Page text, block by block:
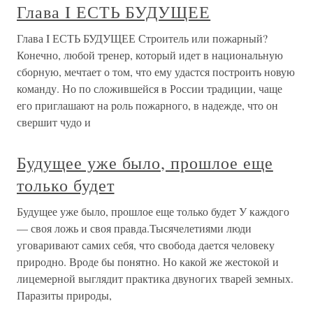
Глава I ЕСТЬ БУДУЩЕЕ
Глава I ЕСТЬ БУДУЩЕЕ Строитель или пожарный?
Конечно, любой тренер, который идет в национальную
сборную, мечтает о том, что ему удастся построить новую
команду. Но по сложившейся в России традиции, чаще
его приглашают на роль пожарного, в надежде, что он
свершит чудо и
Будущее уже было, прошлое еще
только будет
Будущее уже было, прошлое еще только будет У каждого
— своя ложь и своя правда.Тысячелетиями люди
уговаривают самих себя, что свобода дается человеку
природно. Вроде бы понятно. Но какой же жестокой и
лицемерной выглядит практика двуногих тварей земных.
Паразиты природы,